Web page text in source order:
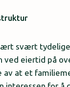
svært
ved eiertid på
av at et